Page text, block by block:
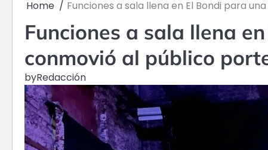
Home Funciones a sala llena en El Bondi para
Funciones a sala llena
conmovió al público
byRedacción